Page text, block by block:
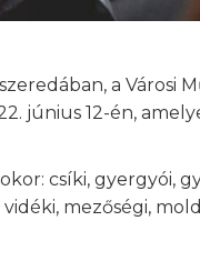
a Városi
június 12-én,
csíki, gyergyói,
mezőségi,